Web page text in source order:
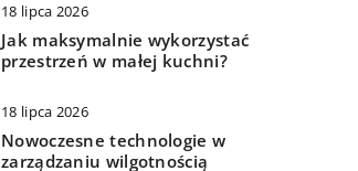
18 lipca 2026
Jak maksymalnie wykorzystać
przestrzeń w małej kuchni?
18 lipca 2026
Nowoczesne technologie w
zarządzaniu wilgotnością